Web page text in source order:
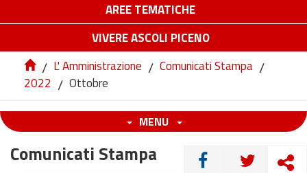
AREE TEMATICHE
VIVERE ASCOLI PICENO
/ L' Amministrazione / Comunicati Stampa /
2022 / Ottobre
MENU
CONDIVIDI
Comunicati Stampa